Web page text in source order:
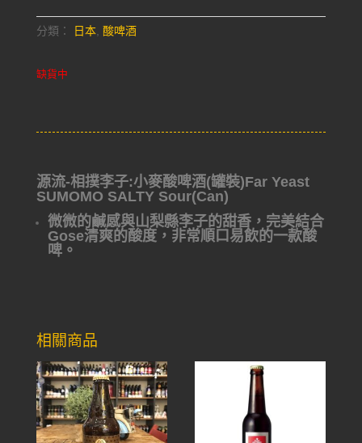
分類： 日本, 酸啤酒
缺貨中
源流-相撲李子:小麥酸啤酒(罐裝)Far Yeast
SUMOMO SALTY Sour(Can)
微微的鹹感與山梨縣李子的甜香，完美結合
Gose清爽的酸度，非常順口易飲的一款酸
啤。
相關商品